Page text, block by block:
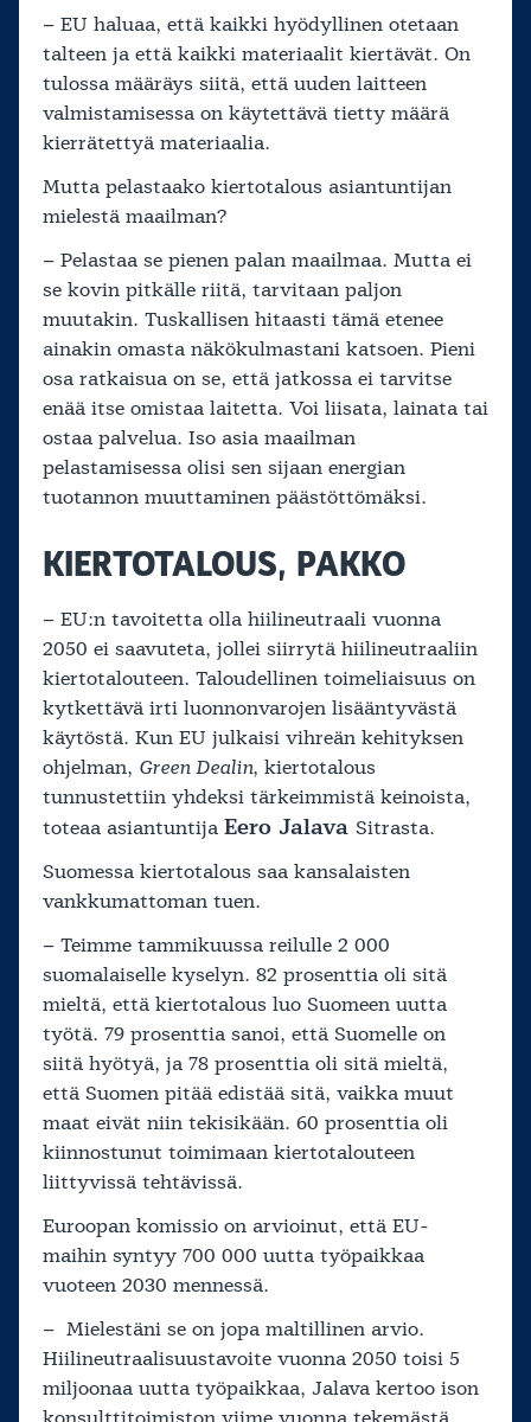
– EU haluaa, että kaikki hyödyllinen otetaan
talteen ja että kaikki materiaalit kiertävät. On
tulossa määräys siitä, että uuden laitteen
valmistamisessa on käytettävä tietty määrä
kierrätettyä materiaalia.
Mutta pelastaako kiertotalous asiantuntijan
mielestä maailman?
– Pelastaa se pienen palan maailmaa. Mutta ei
se kovin pitkälle riitä, tarvitaan paljon
muutakin. Tuskallisen hitaasti tämä etenee
ainakin omasta näkökulmastani katsoen. Pieni
osa ratkaisua on se, että jatkossa ei tarvitse
enää itse omistaa laitetta. Voi liisata, lainata tai
ostaa palvelua. Iso asia maailman
pelastamisessa olisi sen sijaan energian
tuotannon muuttaminen päästöttömäksi.
KIERTOTALOUS, PAKKO
– EU:n tavoitetta olla hiilineutraali vuonna
2050 ei saavuteta, jollei siirrytä hiilineutraaliin
kiertotalouteen. Taloudellinen toimeliaisuus on
kytkettävä irti luonnonvarojen lisääntyvästä
käytöstä. Kun EU julkaisi vihreän kehityksen
ohjelman, Green Dealin, kiertotalous
tunnustettiin yhdeksi tärkeimmistä keinoista,
toteaa asiantuntija Eero Jalava Sitrasta.
Suomessa kiertotalous saa kansalaisten
vankkumattoman tuen.
– Teimme tammikuussa reilulle 2 000
suomalaiselle kyselyn. 82 prosenttia oli sitä
mieltä, että kiertotalous luo Suomeen uutta
työtä. 79 prosenttia sanoi, että Suomelle on
siitä hyötyä, ja 78 prosenttia oli sitä mieltä,
että Suomen pitää edistää sitä, vaikka muut
maat eivät niin tekisikään. 60 prosenttia oli
kiinnostunut toimimaan kiertotalouteen
liittyvissä tehtävissä.
Euroopan komissio on arvioinut, että EU-
maihin syntyy 700 000 uutta työpaikkaa
vuoteen 2030 mennessä.
– Mielestäni se on jopa maltillinen arvio.
Hiilineutraalisuustavoite vuonna 2050 toisi 5
miljoonaa uutta työpaikkaa, Jalava kertoo ison